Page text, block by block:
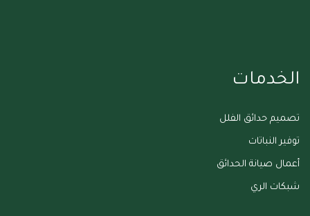
الخدمات
تصميم حدائق الفلل
توفير النباتات
أعمال صيانة الحدائق
شبكات الري